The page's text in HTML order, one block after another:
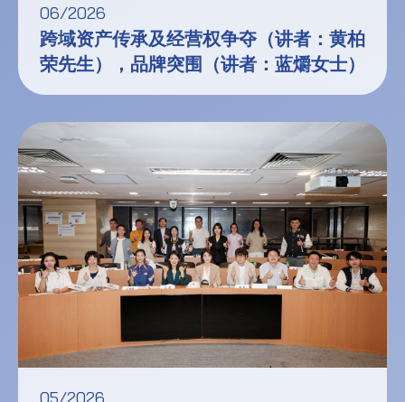
06/2026
跨域资产传承及经营权争夺（讲者：黄柏
荣先生），品牌突围（讲者：蓝爝女士）
05/2026